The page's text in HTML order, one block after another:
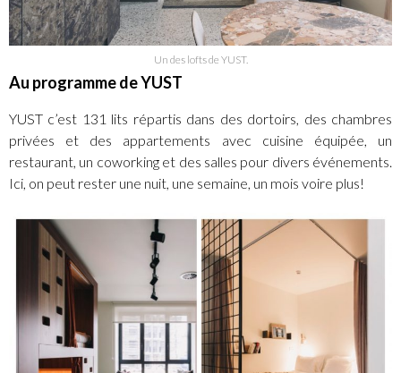
Un des lofts de YUST.
Au programme de YUST
YUST c’est 131 lits répartis dans des dortoirs, des chambres
privées et des appartements avec cuisine équipée, un
restaurant, un coworking et des salles pour divers événements.
Ici, on peut rester une nuit, une semaine, un mois voire plus!